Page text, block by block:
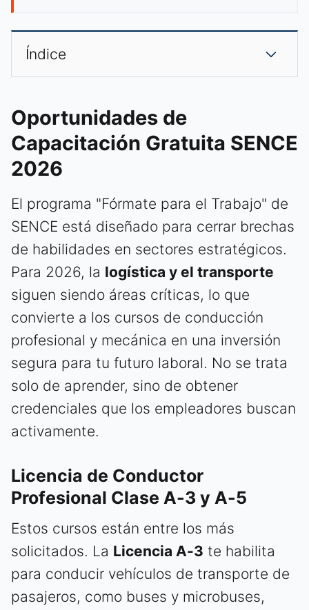
Índice
Oportunidades de
Capacitación Gratuita SENCE
2026
El programa "Fórmate para el Trabajo" de
SENCE está diseñado para cerrar brechas
de habilidades en sectores estratégicos.
Para 2026, la logística y el transporte
siguen siendo áreas críticas, lo que
convierte a los cursos de conducción
profesional y mecánica en una inversión
segura para tu futuro laboral. No se trata
solo de aprender, sino de obtener
credenciales que los empleadores buscan
activamente.
Licencia de Conductor
Profesional Clase A-3 y A-5
Estos cursos están entre los más
solicitados. La Licencia A-3 te habilita
para conducir vehículos de transporte de
pasajeros, como buses y microbuses,